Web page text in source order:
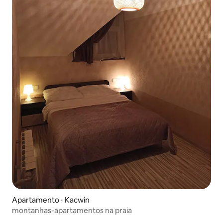
Apartamento ⋅ Kacwin
montanhas-apartamentos na praia